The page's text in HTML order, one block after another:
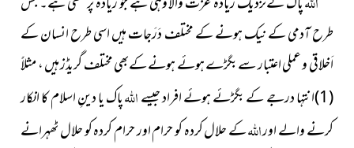
طرح آدمی کے نیک ہونے کے مختلف دَرَجات ہیں اسی طرح انسان کے
اَخلاقی و عملی اعتبار سے بگڑے ہوئے ہونے کےبھی مختلف گریڈز ہیں ، مثلاً
(1)انتہا درجے کے بگڑئے ہوئے افراد جیسے
اللہپاک یا دینِ اسلام کا انکار
کرنے والے اوراللہکے حلال کردہ کو حرام اور حرام کردہ کو حلال ٹھہرانے